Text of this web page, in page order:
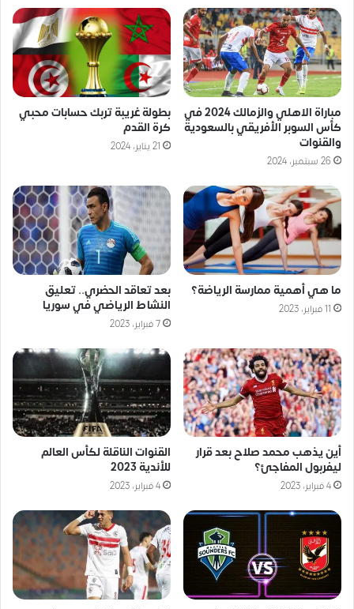
مباراة الاهلي والزمالك 2024 في
كأس السوبر الأفريقي بالسعودية
والقنوات
26 سبتمبر، 2024
بطولة غريبة تربك حسابات محبي
كرة القدم
21 يناير، 2024
ما هي أهمية ممارسة الرياضة؟
11 فبراير، 2023
بعد تعاقد الحضري.. تعليق
النشاط الرياضي في سوريا
7 فبراير، 2023
أين يذهب محمد صلاح بعد قرار
ليفربول المفاجئ؟
4 فبراير، 2023
القنوات الناقلة لكأس العالم
للأندية 2023
4 فبراير، 2023